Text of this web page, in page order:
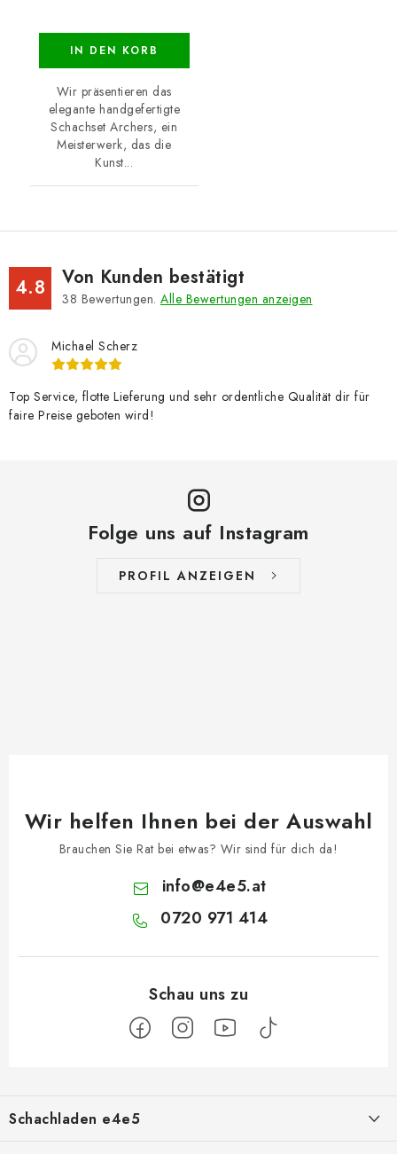
IN DEN KORB
Wir präsentieren das
elegante handgefertigte
Schachset Archers, ein
Meisterwerk, das die
Kunst...
4.8 Von Kunden bestätigt
38 Bewertungen. Alle Bewertungen anzeigen
Michael Scherz
Top Service, flotte Lieferung und sehr ordentliche Qualität dir für
faire Preise geboten wird!
Folge uns auf Instagram
PROFIL ANZEIGEN
Wir helfen Ihnen bei der Auswahl
Brauchen Sie Rat bei etwas? Wir sind für dich da!
info@e4e5.at
0720 971 414
ßSchachladen e4e5